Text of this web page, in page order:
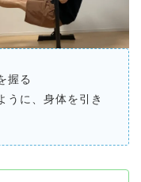
握る
うに、身体を引き